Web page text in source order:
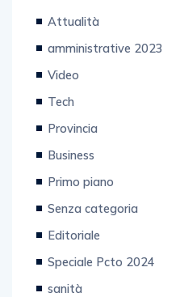
Attualità
amministrative 2023
Video
Tech
Provincia
Business
Primo piano
Senza categoria
Editoriale
Speciale Pcto 2024
sanità